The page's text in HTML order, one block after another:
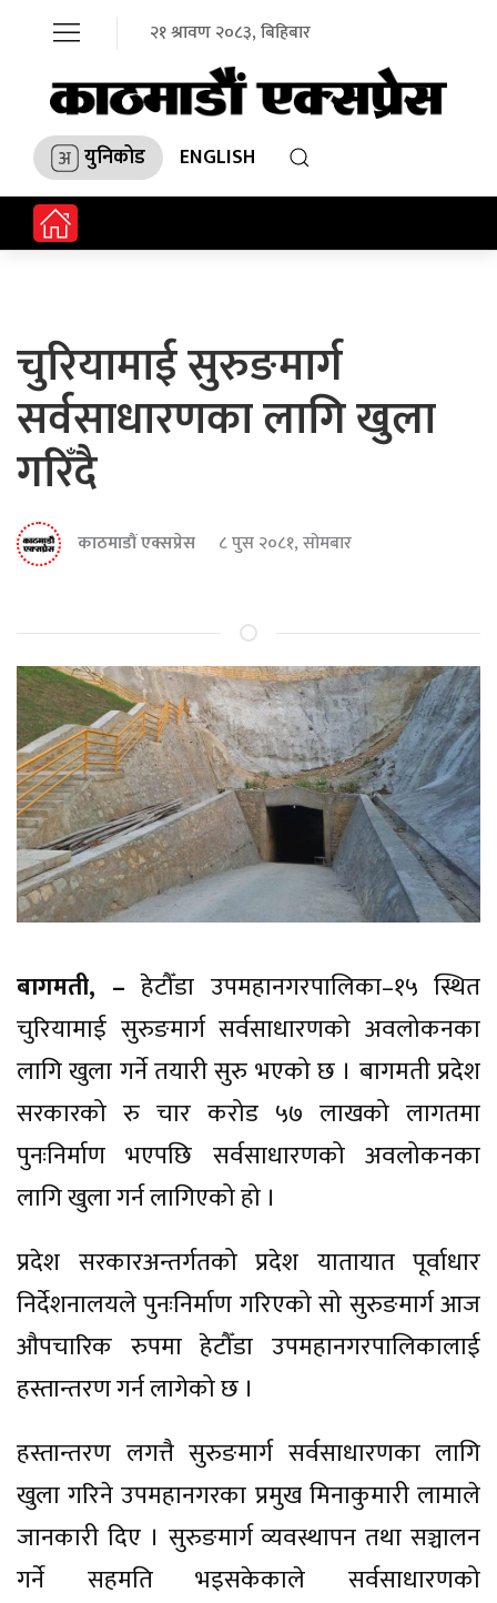
२१ श्रावण २०८३, बिहिबार
युनिकोड ENGLISH
चुरियामाई सुरुङमार्ग
सर्वसाधारणका लागि खुला
गरिँदै
काठमाडौं एक्सप्रेस ८ पुस २०८१, सोमबार
बागमती, –हेटौँडा उपमहानगरपालिका–१५ स्थित
चुरियामाई सुरुङमार्ग सर्वसाधारणको अवलोकनका
लागि खुला गर्ने तयारी सुरु भएको छ । बागमती प्रदेश
सरकारको रु चार करोड ५७ लाखको लागतमा
पुनःनिर्माण भएपछि सर्वसाधारणको अवलोकनका
लागि खुला गर्न लागिएको हो ।
प्रदेश सरकारअन्तर्गतको प्रदेश यातायात पूर्वाधार
निर्देशनालयले पुनःनिर्माण गरिएको सो सुरुङमार्ग आज
औपचारिक रुपमा हेटौँडा उपमहानगरपालिकालाई
हस्तान्तरण गर्न लागेको छ ।
हस्तान्तरण लगत्तै सुरुङमार्ग सर्वसाधारणका लागि
खुला गरिने उपमहानगरका प्रमुख मिनाकुमारी लामाले
जानकारी दिए । सुरुङमार्ग व्यवस्थापन तथा सञ्चालन
गर्ने सहमति भइसकेकाले सर्वसाधारणको